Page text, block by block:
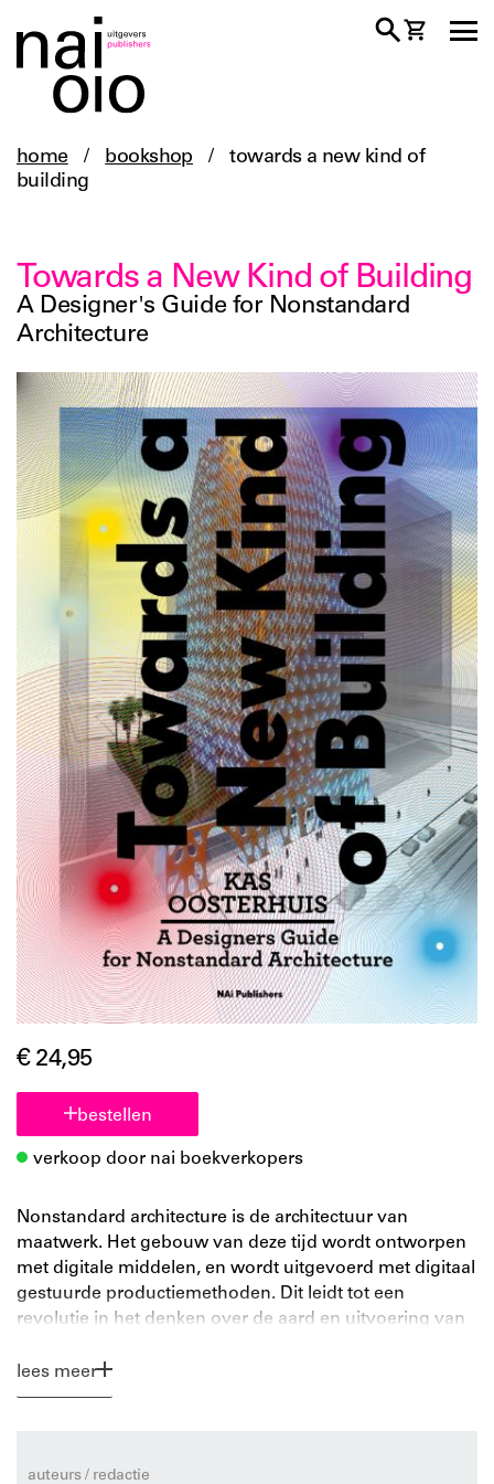
home / bookshop /
towards a new kind of
building
Towards a New Kind of Building
A Designer's Guide for Nonstandard
Architecture
€ 24,95
bestellen
verkoop door nai boekverkopers
Nonstandard architecture is de architectuur van
maatwerk. Het gebouw van deze tijd wordt ontworpen
met digitale middelen, en wordt uitgevoerd met digitaal
gestuurde productiemethoden. Dit leidt tot een
revolutie in het denken over de aard en uitvoering van
discussie over wat mooi is in de architectuur. Is repetitie
nog wel mooi, of zullen variatie en uniciteit in vorm als
alle samenstellende bouwcomponenten per definitie
lees meer
auteurs / redactie